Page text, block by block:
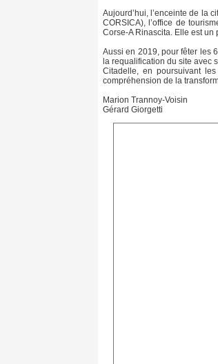
Aujourd’hui, l’enceinte de la
CORSICA), l’office de
Corse-A Rinascita. Elle est
Aussi en 2019, pour fêter les
la requalification du site avec
Citadelle, en poursuivant les
compréhension de la
Marion Trannoy-Voisin
Gérard Giorgetti